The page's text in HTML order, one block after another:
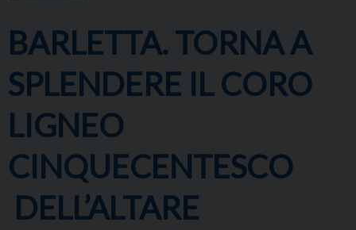
BARLETTA. TORNA A
SPLENDERE IL CORO
LIGNEO
CINQUECENTESCO
DELL’ALTARE